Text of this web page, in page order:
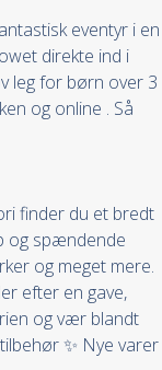
eventyr i en
direkte ind i
leg for børn over 3
og online . Så
finder du et bredt
og spændende
og meget mere.
efter en gave,
og vær blandt
✨ Nye varer